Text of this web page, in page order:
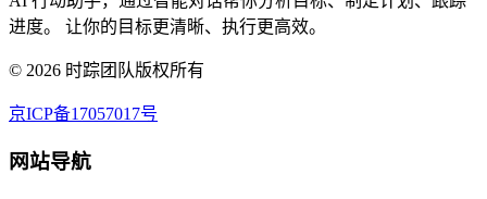
进度。 让你的目标更清晰、执行更高效。
© 2026 时踪团队版权所有
京ICP备17057017号
网站导航